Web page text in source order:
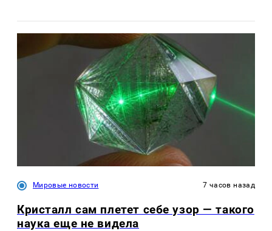
Мировые новости 7 часов назад
Кристалл сам плетет себе узор — такого
наука еще не видела